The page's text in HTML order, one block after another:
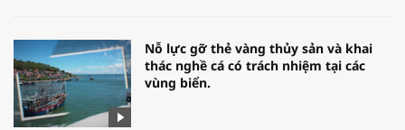
Nỗ lực gỡ thẻ vàng thủy sản và khai
thác nghề cá có trách nhiệm tại các
vùng biển.